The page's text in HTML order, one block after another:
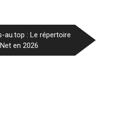
au.top : Le répertoire
en 2026